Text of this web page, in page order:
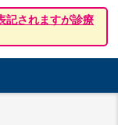
記されますが診療